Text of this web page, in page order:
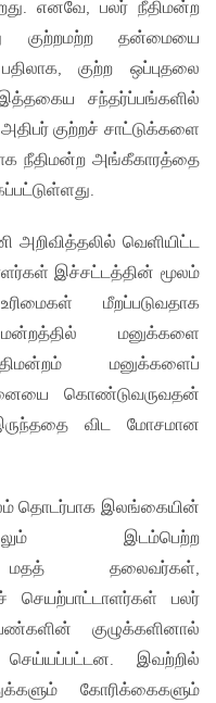
எனவே, பலர் நீதிமன்ற
குற்றமற்ற தன்மையை
பதிலாக, குற்ற ஒப்புதலை
சந்தர்ப்பங்களில்
அதிபர் குற்றச் சாட்டுக்களை
நீதிமன்ற அங்கீகாரத்தை
அறிவித்தலில் வெளியிட்ட
இச்சட்டத்தின் மூலம்
மீறப்படுவதாக
மனுக்களை
மனுக்களைப்
கொண்டுவருவதன்
விட மோசமான
தொடர்பாக இலங்கையின்
இடம்பெற்ற
மதத் தலைவர்கள்,
செயற்பாட்டாளர்கள் பலர்
குழுக்களினால்
செய்யப்பட்டன. இவற்றில்
கோரிக்கைகளும்